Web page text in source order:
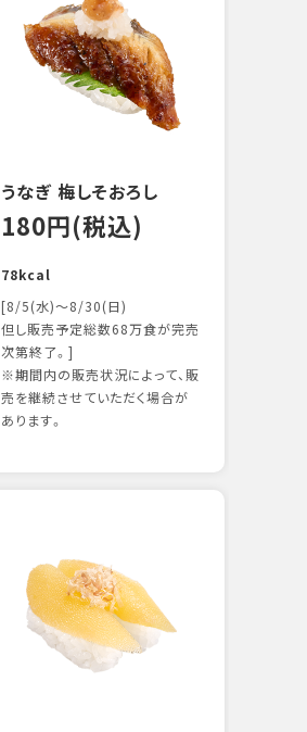
うなぎ 梅しそおろし
180円(税込)
78kcal
[8/5(水)～8/30(日)
但し販売予定総数68万食が完売
次第終了。]
※期間内の販売状況によって、販
売を継続させていただく場合が
あります。